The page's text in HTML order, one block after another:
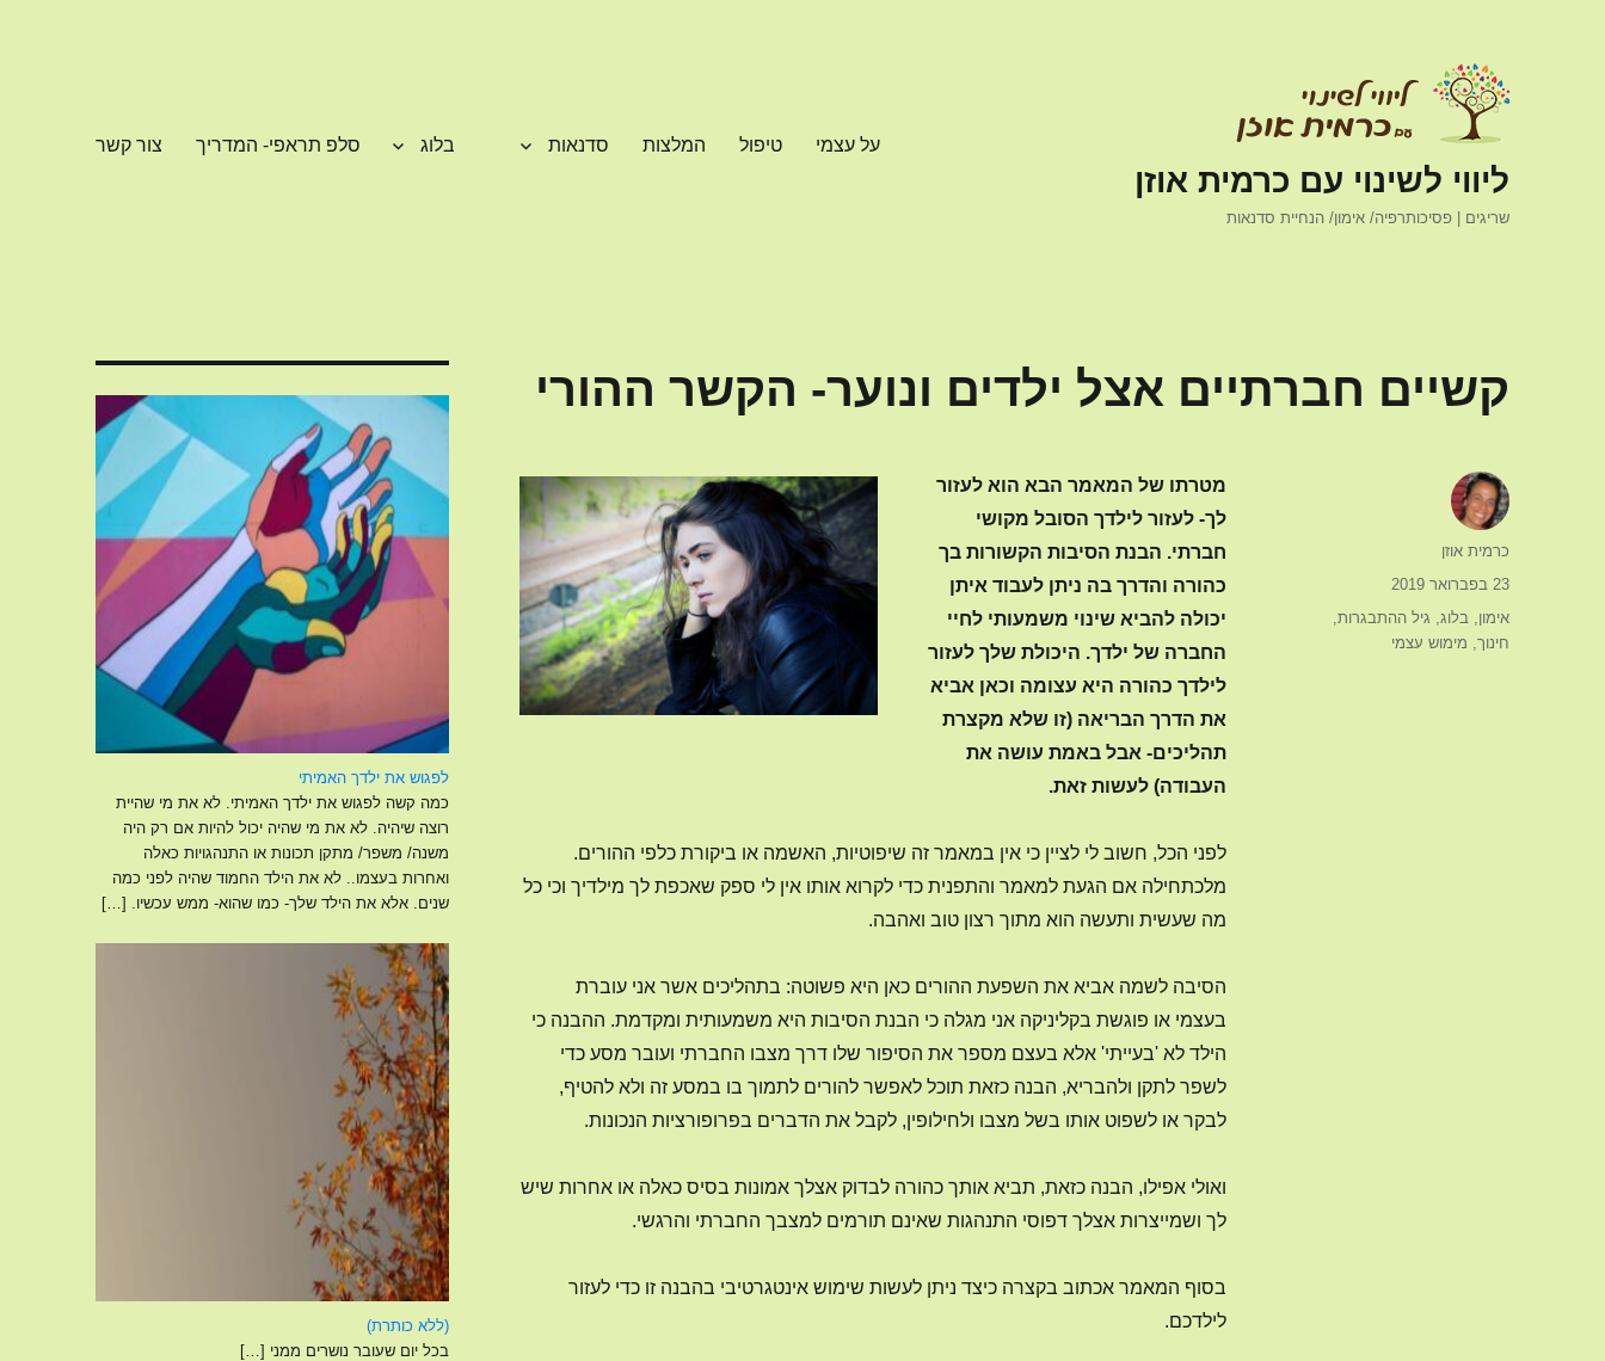
ליווי לשינוי עם כרמית אוזן
שריגים | פסיכותרפיה/ אימון/ הנחיית סדנאות
על עצמי טיפול המלצות סדנאות בלוג סלפ תראפי- המדריך צור קשר
קשיים חברתיים אצל ילדים ונוער- הקשר ההורי
מטרתו של המאמר הבא הוא לעזור
לך- לעזור לילדך הסובל מקושי
חברתי. הבנת הסיבות הקשורות בך
כהורה והדרך בה ניתן לעבוד איתן
יכולה להביא שינוי משמעותי לחיי
החברה של ילדך. היכולת שלך לעזור
לילדך כהורה היא עצומה וכאן אביא
את הדרך הבריאה (זו שלא מקצרת
תהליכים- אבל באמת עושה את
העבודה) לעשות זאת.
לפני הכל, חשוב לי לציין כי אין במאמר זה שיפוטיות, האשמה או ביקורת כלפי ההורים.
מלכתחילה אם הגעת למאמר והתפנית כדי לקרוא אותו אין לי ספק שאכפת לך מילדיך וכי כל
מה שעשית ותעשה הוא מתוך רצון טוב ואהבה.
הסיבה לשמה אביא את השפעת ההורים כאן היא פשוטה: בתהליכים אשר אני עוברת
בעצמי או פוגשת בקליניקה אני מגלה כי הבנת הסיבות היא משמעותית ומקדמת. ההבנה כי
הילד לא 'בעייתי' אלא בעצם מספר את הסיפור שלו דרך מצבו החברתי ועובר מסע כדי
לשפר לתקן ולהבריא, הבנה כזאת תוכל לאפשר להורים לתמוך בו במסע זה ולא להטיף,
לבקר או לשפוט אותו בשל מצבו ולחילופין, לקבל את הדברים בפרופורציות הנכונות.
ואולי אפילו, הבנה כזאת, תביא אותך כהורה לבדוק אצלך אמונות בסיס כאלה או אחרות שיש
לך ושמייצרות אצלך דפוסי התנהגות שאינם תורמים למצבך החברתי והרגשי.
בסוף המאמר אכתוב בקצרה כיצד ניתן לעשות שימוש אינטגרטיבי בהבנה זו כדי לעזור
לילדכם.
מחבר
כרמית אוזן
פורסם
23 בפברואר 2019
קטגוריות
אימון,בלוג, גיל ההתבגרות,
חינוך, מימוש עצמי
לפגוש את ילדך האמיתי
כמה קשה לפגוש את ילדך האמיתי. לא את מי שהיית
רוצה שיהיה. לא את מי שהיה יכול להיות אם רק היה
משנה/ משפר/ מתקן תכונות או התנהגויות כאלה
ואחרות בעצמו.. לא את הילד החמוד שהיה לפני כמה
שנים. אלא את הילד שלך- כמו שהוא- ממש עכשיו.
[…]
(ללא כותרת)פוסט
4120
בכל יום שעובר נושרים ממני […]